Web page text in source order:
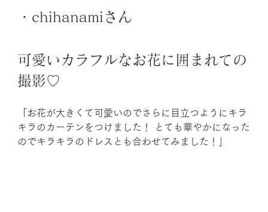
・chihanamiさん
可愛いカラフルなお花に囲まれての
撮影♡
「お花が大きくて可愛いのでさらに目立つようにキラ
キラのカーテンをつけました！ とても華やかになった
のでキラキラのドレスとも合わせてみました！」